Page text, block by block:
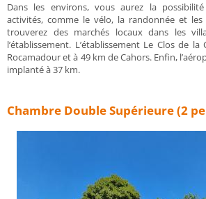
Dans les environs, vous aurez la
activités, comme le vélo, la randonnée et
trouverez des marchés locaux dans les
l’établissement. L’établissement Le Clos de
Rocamadour et à 49 km de Cahors. Enfin,
implanté à 37 km.
Chambre Double Supérieure (2